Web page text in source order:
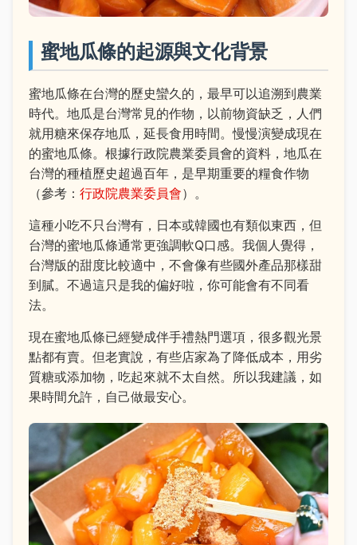
蜜地瓜條的起源與文化背景
蜜地瓜條在台灣的歷史蠻久的，最早可以追溯到農業
時代。地瓜是台灣常見的作物，以前物資缺乏，人們
就用糖來保存地瓜，延長食用時間。慢慢演變成現在
的蜜地瓜條。根據行政院農業委員會的資料，地瓜在
台灣的種植歷史超過百年，是早期重要的糧食作物
（參考： 行政院農業委員會）。
這種小吃不只台灣有，日本或韓國也有類似東西，但
台灣的蜜地瓜條通常更強調軟Q口感。我個人覺得，
台灣版的甜度比較適中，不會像有些國外產品那樣甜
到膩。不過這只是我的偏好啦，你可能會有不同看
法。
現在蜜地瓜條已經變成伴手禮熱門選項，很多觀光景
點都有賣。但老實說，有些店家為了降低成本，用劣
質糖或添加物，吃起來就不太自然。所以我建議，如
果時間允許，自己做最安心。